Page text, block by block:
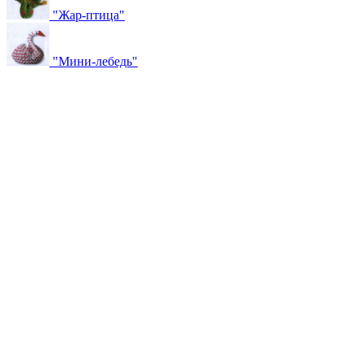
"Жар-птица"
"Мини-лебедь"